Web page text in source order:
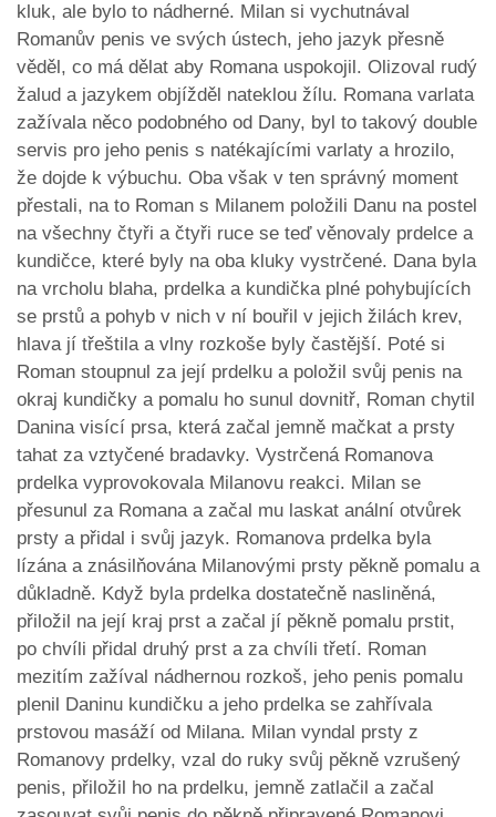
kluk, ale bylo to nádherné. Milan si vychutnával
Romanův penis ve svých ústech, jeho jazyk přesně
věděl, co má dělat aby Romana uspokojil. Olizoval rudý
žalud a jazykem objížděl nateklou žílu. Romana varlata
zažívala něco podobného od Dany, byl to takový double
servis pro jeho penis s natékajícími varlaty a hrozilo,
že dojde k výbuchu. Oba však v ten správný moment
přestali, na to Roman s Milanem položili Danu na postel
na všechny čtyři a čtyři ruce se teď věnovaly prdelce a
kundičce, které byly na oba kluky vystrčené. Dana byla
na vrcholu blaha, prdelka a kundička plné pohybujících
se prstů a pohyb v nich v ní bouřil v jejich žilách krev,
hlava jí třeštila a vlny rozkoše byly častější. Poté si
Roman stoupnul za její prdelku a položil svůj penis na
okraj kundičky a pomalu ho sunul dovnitř, Roman chytil
Danina visící prsa, která začal jemně mačkat a prsty
tahat za vztyčené bradavky. Vystrčená Romanova
prdelka vyprovokovala Milanovu reakci. Milan se
přesunul za Romana a začal mu laskat anální otvůrek
prsty a přidal i svůj jazyk. Romanova prdelka byla
lízána a znásilňována Milanovými prsty pěkně pomalu a
důkladně. Když byla prdelka dostatečně nasliněná,
přiložil na její kraj prst a začal jí pěkně pomalu prstit,
po chvíli přidal druhý prst a za chvíli třetí. Roman
mezitím zažíval nádhernou rozkoš, jeho penis pomalu
plenil Daninu kundičku a jeho prdelka se zahřívala
prstovou masáží od Milana. Milan vyndal prsty z
Romanovy prdelky, vzal do ruky svůj pěkně vzrušený
penis, přiložil ho na prdelku, jemně zatlačil a začal